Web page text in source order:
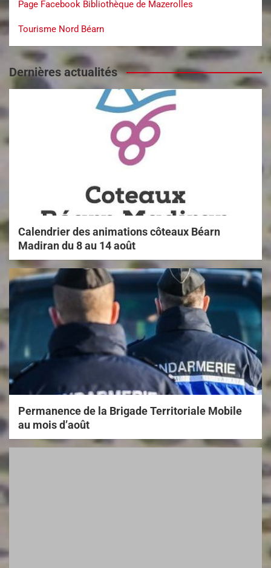
Page Facebook Bibliothèque de Mazerolles
Tourisme Nord Béarn
Dernières actualités
Calendrier des animations côteaux Béarn
Madiran du 8 au 14 août
Permanence de la Brigade Territoriale Mobile
au mois d’août